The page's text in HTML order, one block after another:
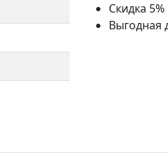
Скидка
Выгодная